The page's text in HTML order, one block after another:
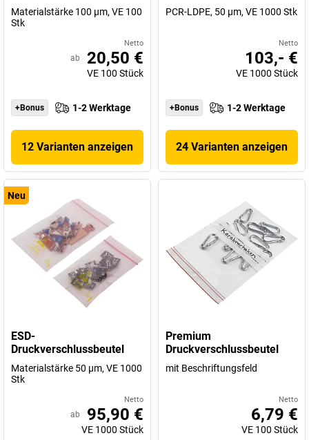
Materialstärke 100 µm, VE 100
Stk
Netto
ab 20,50 €
VE 100 Stück
+Bonus 1-2 Werktage
12 Varianten anzeigen
PCR-LDPE, 50 µm, VE 1000 Stk
Netto
103,- €
VE 1000 Stück
+Bonus 1-2 Werktage
24 Varianten anzeigen
Neu
ESD-
Druckverschlussbeutel
Materialstärke 50 µm, VE 1000
Stk
Netto
ab 95,90 €
VE 1000 Stück
Premium
Druckverschlussbeutel
mit Beschriftungsfeld
Netto
6,79 €
VE 100 Stück